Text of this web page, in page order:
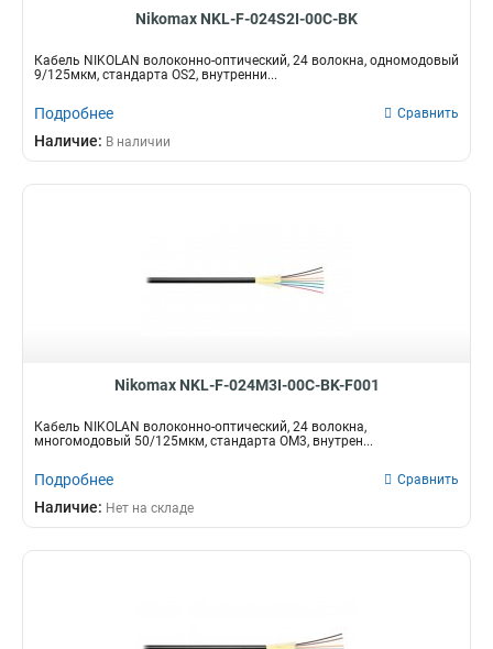
Nikomax NKL-F-024S2I-00C-BK
Кабель NIKOLAN волоконно-оптический, 24 волокна, одномодовый
9/125мкм, стандарта OS2, внутренни...
Подробнее Сравнить
Наличие: В наличии
Nikomax NKL-F-024M3I-00C-BK-F001
Кабель NIKOLAN волоконно-оптический, 24 волокна,
многомодовый 50/125мкм, стандарта OM3, внутрен...
Подробнее Сравнить
Наличие: Нет на складе